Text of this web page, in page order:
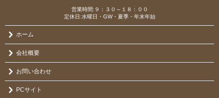
営業時間:９：３０～１８：００
定休日:水曜日・GW・夏季・年末年始
ホーム
会社概要
お問い合わせ
PCサイト